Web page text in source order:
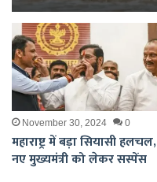
November 30, 2024 0
महाराष्ट्र में बड़ा सियासी हलचल,
नए मुख्यमंत्री को लेकर सस्पेंस